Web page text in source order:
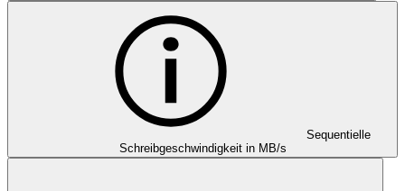
Sequentielle
Schreibgeschwindigkeit in MB/s